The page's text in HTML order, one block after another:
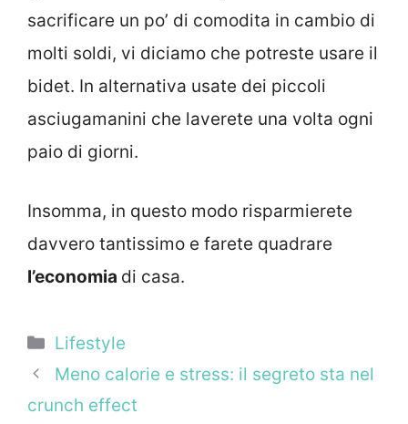
sacrificare un po’ di comodita in cambio di
molti soldi, vi diciamo che potreste usare il
bidet. In alternativa usate dei piccoli
asciugamanini che laverete una volta ogni
paio di giorni.
Insomma, in questo modo risparmierete
davvero tantissimo e farete quadrare
l’economia di casa.
Categorie
Lifestyle
Meno calorie e stress: il segreto sta nel
crunch effect